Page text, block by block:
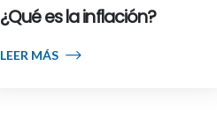
¿Qué es la inflación?
LEER MÁS